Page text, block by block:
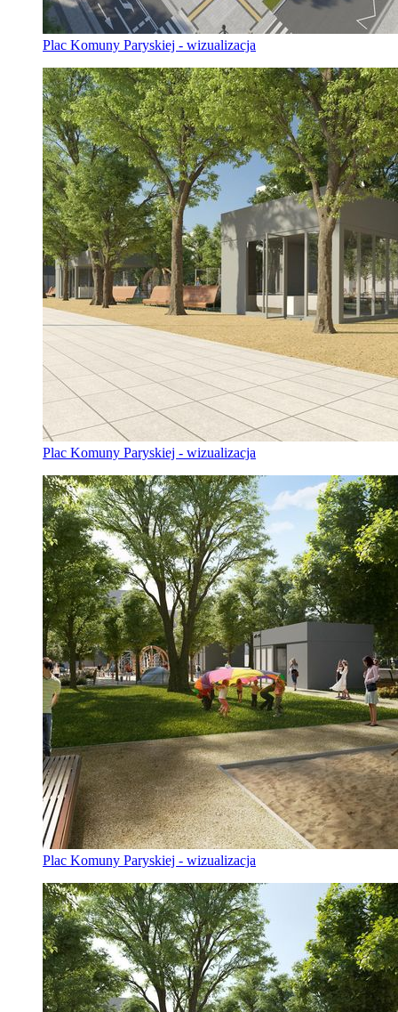
Plac Komuny Paryskiej - wizualizacja
Plac Komuny Paryskiej - wizualizacja
Plac Komuny Paryskiej - wizualizacja